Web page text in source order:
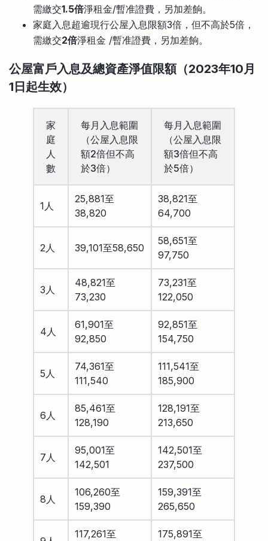
需繳交1.5倍淨租金/暫准證費，另加差餉。
家庭入息超逾現行公屋入息限額3倍，但不高於5倍，
需繳交2倍淨租金 /暫准證費，另加差餉。
公屋富戶入息及總資產淨值限額（2023年10 月
1 日起生效）
家
庭
人
數
每月入息範圍
（公屋入息限
額2倍但不高
於3倍）
每月入息範圍
（公屋入息限
額3倍但不高
於5倍）
1人
25,881至
38,820
38,821至
64,700
2人 39,101至58,650
58,651至
97,750
3人
48,821至
73,230
73,231至
122,050
4人
61,901至
92,850
92,851至
154,750
5人
74,361至
111,540
111,541至
185,900
6人
85,461至
128,190
128,191至
213,650
7人
95,001至
142,501
142,501至
237,500
8人
106,260至
159,390
159,391至
265,650
117,261至 175,891至